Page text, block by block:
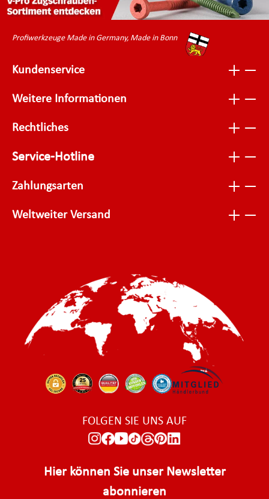
Profiwerkzeuge Made in Germany, Made in Bonn
Kundenservice
Weitere Informationen
Rechtliches
Service-Hotline
Zahlungsarten
Weltweiter Versand
FOLGEN SIE UNS AUF
Hier können Sie unser Newsletter
abonnieren